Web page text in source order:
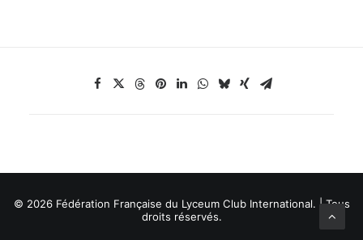
© 2026 Fédération Française du Lyceum Club International. | Tous
droits réservés.